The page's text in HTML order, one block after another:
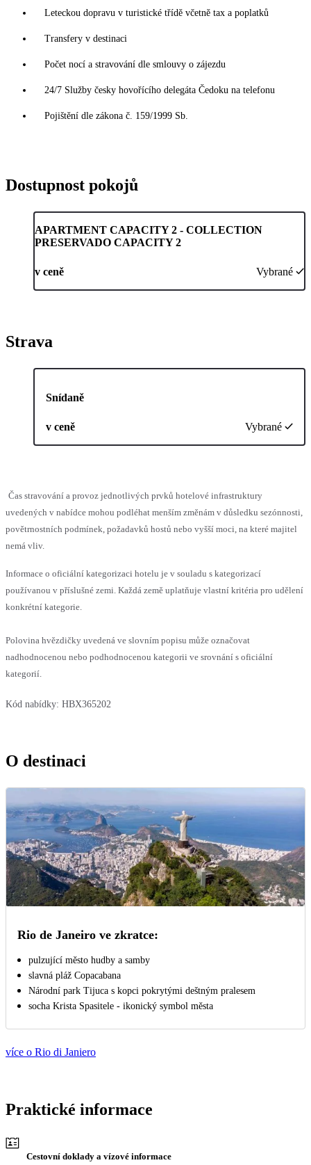
Leteckou dopravu v turistické třídě včetně tax a poplatků
Transfery v destinaci
Počet nocí a stravování dle smlouvy o zájezdu
24/7 Služby česky hovořícího delegáta Čedoku na telefonu
Pojištění dle zákona č. 159/1999 Sb.
Dostupnost pokojů
APARTMENT CAPACITY 2 - COLLECTION
PRESERVADO CAPACITY 2
v ceně Vybrané
Strava
Snídaně
v ceně Vybrané
Čas stravování a provoz jednotlivých prvků hotelové infrastruktury
uvedených v nabídce mohou podléhat menším změnám v důsledku sezónnosti,
povětrnostních podmínek, požadavků hostů nebo vyšší moci, na které majitel
nemá vliv.
Informace o oficiální kategorizaci hotelu je v souladu s kategorizací
používanou v příslušné zemi. Každá země uplatňuje vlastní kritéria pro udělení
konkrétní kategorie.
Polovina hvězdičky uvedená ve slovním popisu může označovat
nadhodnocenou nebo podhodnocenou kategorii ve srovnání s oficiální
kategorií.
Kód nabídky: HBX365202
O destinaci
Rio de Janeiro ve zkratce:
pulzující město hudby a samby
slavná pláž Copacabana
Národní park Tijuca s kopci pokrytými deštným pralesem
socha Krista Spasitele - ikonický symbol města
více o Rio di Janiero
Praktické informace
Cestovní doklady a vízové informace